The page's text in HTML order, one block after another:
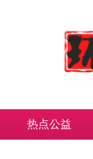
热点公益